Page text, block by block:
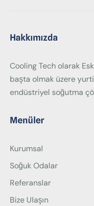
Hakkımızda
Cooling Tech olarak
başta olmak üzere
endüstriyel soğutma
Menüler
Kurumsal
Soğuk Odalar
Referanslar
Bize Ulaşın